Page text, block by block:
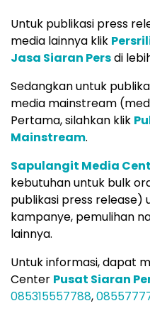
Untuk publikasi press
media lainnya klik
Jasa Siaran Persdi
Sedangkan untuk
media mainstream
Pertama, silahkan klik
Mainstream.
Sapulangit Media
kebutuhan untuk bulk
publikasi press release)
kampanye, pemulihan
lainnya.
Untuk informasi, dapat
Center Pusat Siaran
085315557788,